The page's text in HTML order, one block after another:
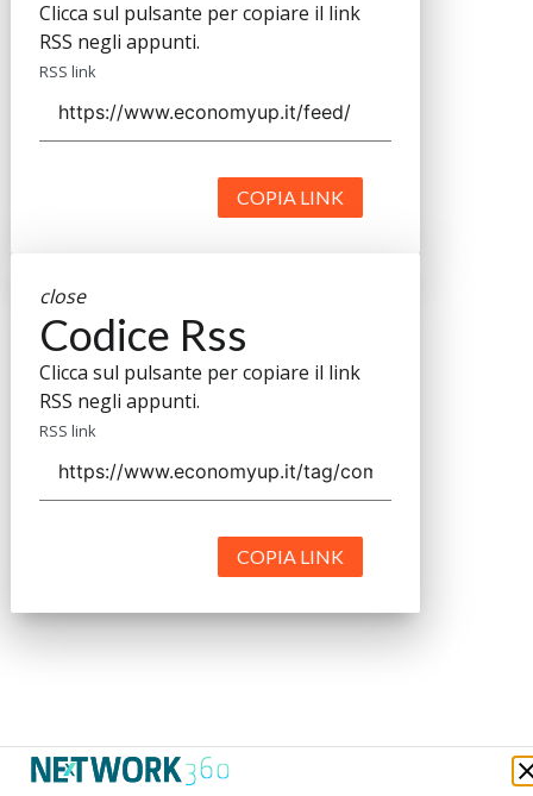
Clicca sul pulsante per copiare il link
RSS negli appunti.
RSS link
COPIA LINK
close
Codice Rss
Clicca sul pulsante per copiare il link
RSS negli appunti.
RSS link
COPIA LINK